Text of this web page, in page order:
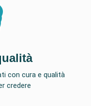
con cura e qualità
credere